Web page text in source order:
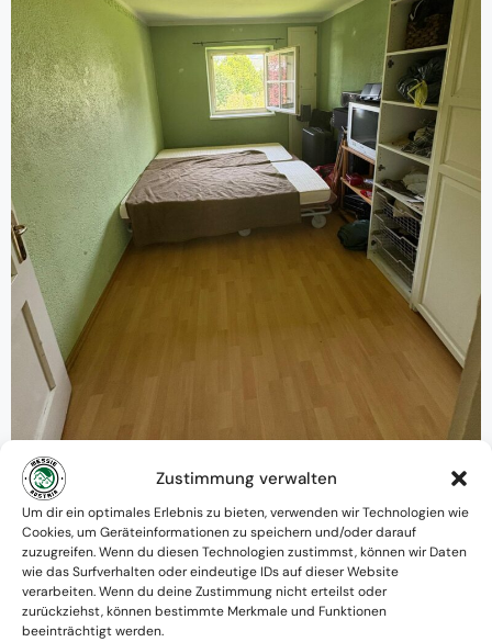
Zustimmung verwalten
Um dir ein optimales Erlebnis zu bieten, verwenden wir Technologien wie
Cookies, um Geräteinformationen zu speichern und/oder darauf
zuzugreifen. Wenn du diesen Technologien zustimmst, können wir Daten
wie das Surfverhalten oder eindeutige IDs auf dieser Website
verarbeiten. Wenn du deine Zustimmung nicht erteilst oder
zurückziehst, können bestimmte Merkmale und Funktionen
beeinträchtigt werden.
Warum MessieAustria ?
Ein Team mit psychologischem
Verständnis und praktischem Know-how
Verfügbarkeit: Österreichweit